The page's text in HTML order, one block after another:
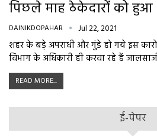
पिछले माह ठेकेदारों को हुआ
DAINIKDOPAHAR Jul 22, 2021
शहर के बड़े अपराधी और गुंडे हो गये इस
विभाग के अधिकारी ही करवा रहे हैं
READ MORE...
ई-पेपर